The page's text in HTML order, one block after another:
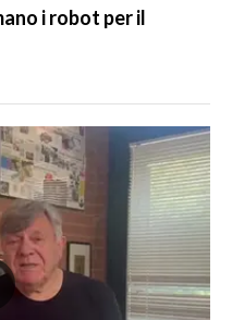
i robot per il